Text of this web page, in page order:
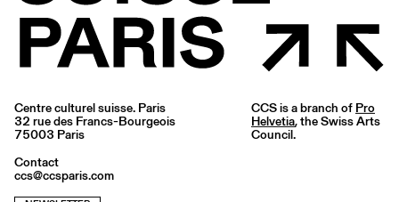
Centre culturel suisse. Paris
32 rue des Francs-Bourgeois
75003 Paris
Contact
ccs@ccsparis.com
CCS is a branch of Pro
Helvetia, the Swiss Arts
Council.